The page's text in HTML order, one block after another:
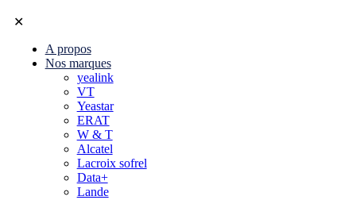
✕
A propos
Nos marques
yealink
VT
Yeastar
ERAT
W & T
Alcatel
Lacroix sofrel
Data+
Lande